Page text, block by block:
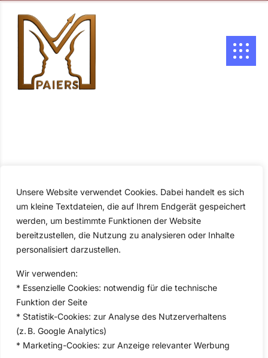
Unsere Website verwendet Cookies. Dabei handelt es sich
um kleine Textdateien, die auf Ihrem Endgerät gespeichert
werden, um bestimmte Funktionen der Website
bereitzustellen, die Nutzung zu analysieren oder Inhalte
personalisiert darzustellen.
Wir verwenden:
* Essenzielle Cookies: notwendig für die technische
Funktion der Seite
* Statistik-Cookies: zur Analyse des Nutzerverhaltens
(z. B. Google Analytics)
* Marketing-Cookies: zur Anzeige relevanter Werbung